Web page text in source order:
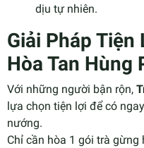
dịu tự nhiên.
Giải Pháp Tiện
Hòa Tan Hùng
Với những người bận rộn,
lựa chọn tiện lợi để có
nướng.
Chỉ cần hòa 1 gói trà